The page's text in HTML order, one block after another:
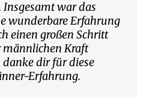
war das
wunderbare Erfahrung
einen großen Schritt
männlichen Kraft
danke dir für diese
Erfahrung.